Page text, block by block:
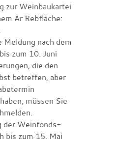
zur Weinbaukartei
Ar Rebfläche:
Meldung nach dem
zum 10. Juni
die den
betreffen, aber
müssen Sie
der Weinfonds-
bis zum 15. Mai